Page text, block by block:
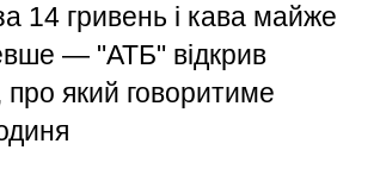
14 гривень і кава майже
— "АТБ" відкрив
який говоритиме